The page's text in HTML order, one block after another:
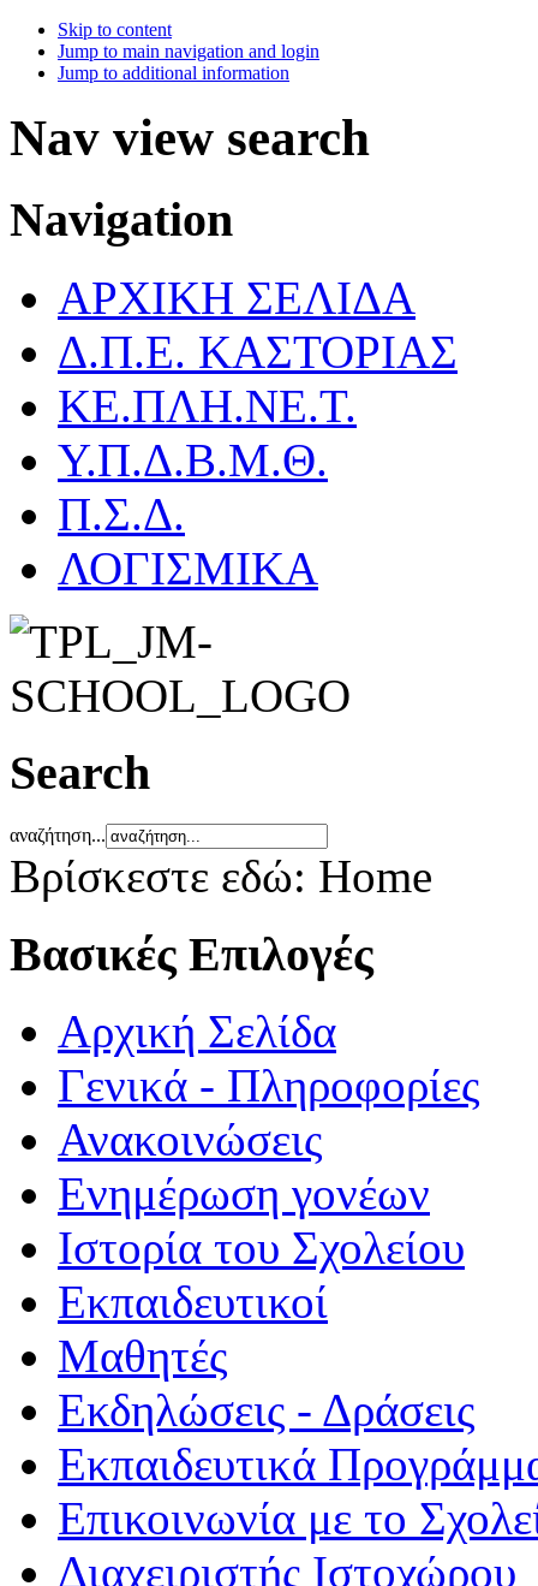
Skip to content
Jump to main navigation and login
Jump to additional information
Nav view search
Navigation
ΑΡΧΙΚΗ ΣΕΛΙΔΑ
Δ.Π.Ε. ΚΑΣΤΟΡΙΑΣ
ΚΕ.ΠΛΗ.ΝΕ.Τ.
Υ.Π.Δ.Β.Μ.Θ.
Π.Σ.Δ.
ΛΟΓΙΣΜΙΚΑ
Search
αναζήτηση...
Βρίσκεστε εδώ: Home
Βασικές Επιλογές
Αρχική Σελίδα
Γενικά - Πληροφορίες
Ανακοινώσεις
Ενημέρωση γονέων
Ιστορία του Σχολείου
Εκπαιδευτικοί
Μαθητές
Εκδηλώσεις - Δράσεις
Εκπαιδευτικά
Επικοινωνία με το
Διαχειριστής Ιστοχώρου